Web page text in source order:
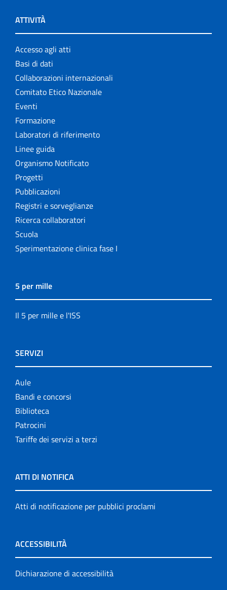
ATTIVITÀ
Accesso agli atti
Basi di dati
Collaborazioni internazionali
Comitato Etico Nazionale
Eventi
Formazione
Laboratori di riferimento
Linee guida
Organismo Notificato
Progetti
Pubblicazioni
Registri e sorveglianze
Ricerca collaboratori
Scuola
Sperimentazione clinica fase I
5 per mille
Il 5 per mille e l'ISS
SERVIZI
Aule
Bandi e concorsi
Biblioteca
Patrocini
Tariffe dei servizi a terzi
ATTI DI NOTIFICA
Atti di notificazione per pubblici proclami
ACCESSIBILITÀ
Dichiarazione di accessibilità